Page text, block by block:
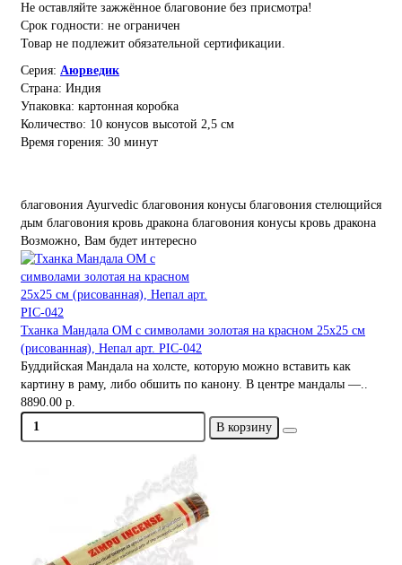
Не оставляйте зажжённое благовоние без присмотра!
Срок годности: не ограничен
Товар не подлежит обязательной сертификации.
Серия: Аюрведик
Страна: Индия
Упаковка: картонная коробка
Количество: 10 конусов высотой 2,5 см
Время горения: 30 минут
благовония Ayurvedic благовония конусы благовония стелющийся
дым благовония кровь дракона благовония конусы кровь дракона
Возможно, Вам будет интересно
Тханка Мандала ОМ с символами золотая на красном 25х25 см
(рисованная), Непал арт. PIC-042
Буддийская Мандала на холсте, которую можно вставить как
картину в раму, либо обшить по канону. В центре мандалы —..
8890.00 р.
В корзину